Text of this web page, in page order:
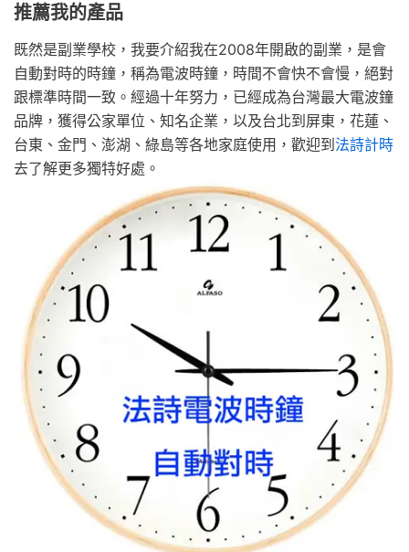
推薦我的產品
既然是副業學校，我要介紹我在2008年開啟的副業，是會
自動對時的時鐘，稱為電波時鐘，時間不會快不會慢，絕對
跟標準時間一致。經過十年努力，已經成為台灣最大電波鐘
品牌，獲得公家單位、知名企業，以及台北到屏東，花蓮、
台東、金門、澎湖、綠島等各地家庭使用，歡迎到法詩計時
去了解更多獨特好處。